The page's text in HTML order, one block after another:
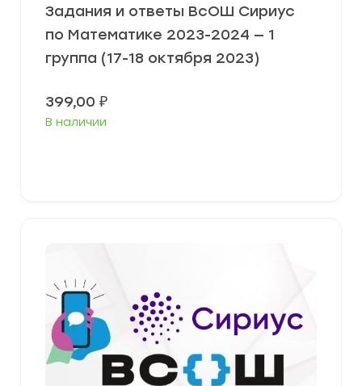
Задания и ответы ВсОШ Сириус
по Математике 2023-2024 — 1
группа (17-18 октября 2023)
399,00 ₽
В наличии